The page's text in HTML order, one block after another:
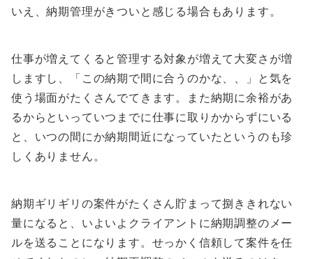
いえ、納期管理がきついと感じる場合もあります。
仕事が増えてくると管理する対象が増えて大変さが増
しますし、「この納期で間に合うのかな、、」と気を
使う場面がたくさんでてきます。また納期に余裕があ
るからといっていつまでに仕事に取りかからずにいる
と、いつの間にか納期間近になっていたというのも珍
しくありません。
納期ギリギリの案件がたくさん貯まって捌ききれない
量になると、いよいよクライアントに納期調整のメー
ルを送ることになります。せっかく信頼して案件を任